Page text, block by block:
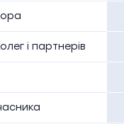
і партнерів